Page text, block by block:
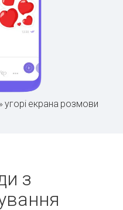
угорі екрана розмови
з